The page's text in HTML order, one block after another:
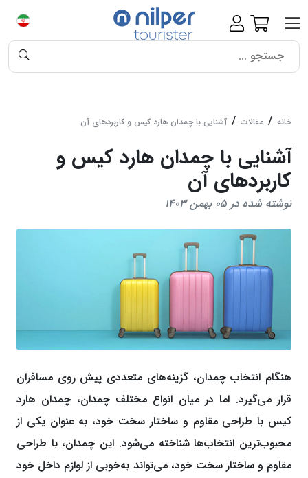
خانه مقالات آشنایی با چمدان‌ هارد کیس و کاربردهای آن‌
آشنایی با چمدان‌ هارد کیس و
کاربردهای آن‌
نوشته شده در 05 بهمن 1403
هنگام انتخاب چمدان، گزینه‌های متعددی پیش روی مسافران
قرار می‌گیرد. اما در میان انواع مختلف چمدان‌، چمدان هارد
کیس با طراحی مقاوم و ساختار سخت خود، به عنوان یکی از
محبوب‌ترین انتخاب‌ها شناخته می‌شود. این چمدان‌، با طراحی
مقاوم و ساختار سخت خود، می‌تواند به‌خوبی از لوازم داخل خود